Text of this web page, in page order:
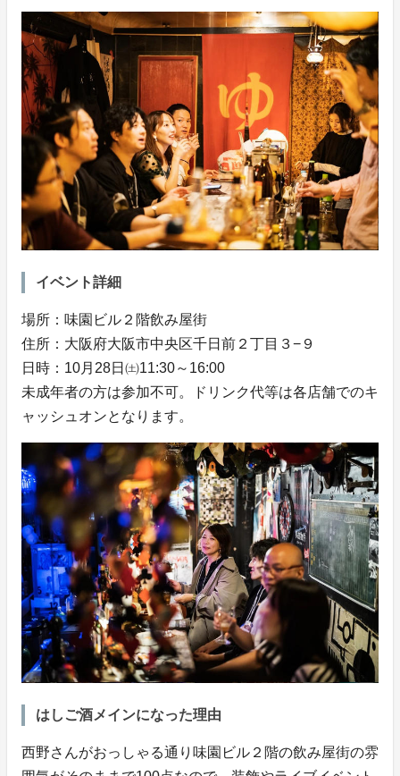
イベント詳細
場所：味園ビル２階飲み屋街
住所：大阪府大阪市中央区千日前２丁目３−９
日時：10月28日㈯11:30～16:00
未成年者の方は参加不可。ドリンク代等は各店舗でのキ
ャッシュオンとなります。
はしご酒メインになった理由
西野さんがおっしゃる通り味園ビル２階の飲み屋街の雰